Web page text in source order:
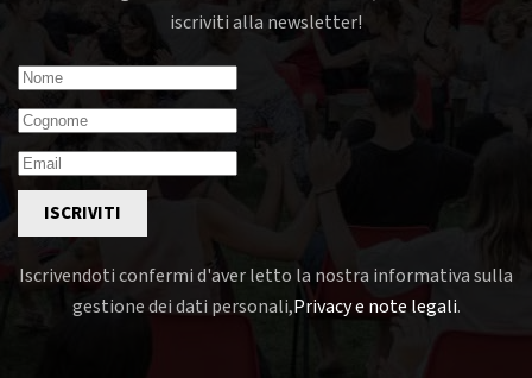
iscriviti alla newsletter!
ISCRIVITI
Iscrivendoti confermi d'aver letto la nostra informativa sulla
gestione dei dati personali,Privacy e note legali.